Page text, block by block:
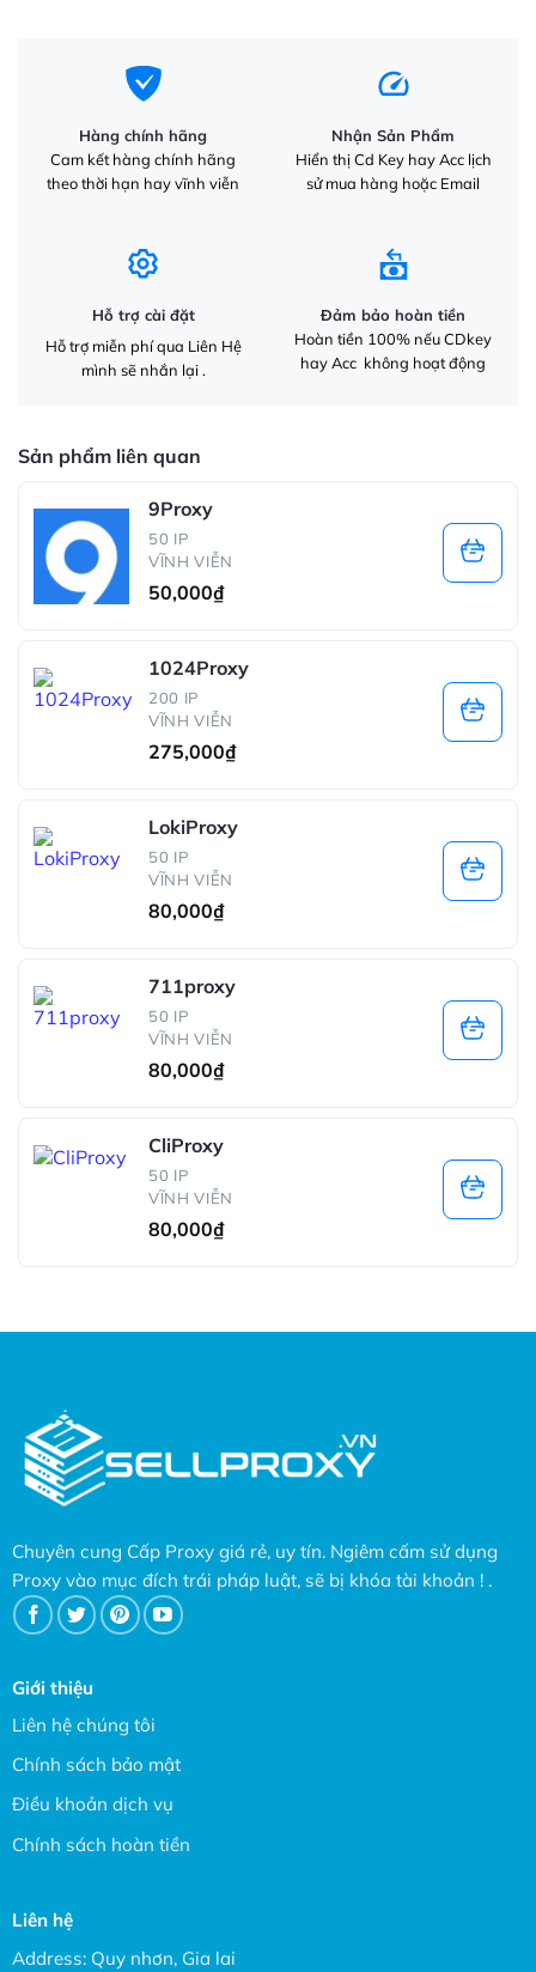
Hàng chính hãng
Cam kết hàng chính hãng
theo thời hạn hay vĩnh viễn
Nhận Sản Phẩm
Hiển thị Cd Key hay Acc lịch
sử mua hàng hoặc Email
Hỗ trợ cài đặt
Hỗ trợ miễn phí qua Liên Hệ
mình sẽ nhắn lại .
Đảm bảo hoàn tiền
Hoàn tiền 100% nếu CDkey
hay Acc không hoạt động
Sản phẩm liên quan
9Proxy
50 IP
VĨNH VIỄN
50,000₫
1024Proxy
200 IP
VĨNH VIỄN
275,000₫
LokiProxy
50 IP
VĨNH VIỄN
80,000₫
711proxy
50 IP
VĨNH VIỄN
80,000₫
CliProxy
50 IP
VĨNH VIỄN
80,000₫
Chuyên cung Cấp Proxy giá rẻ, uy tín. Ngiêm cấm sử dụng
Proxy vào mục đích trái pháp luật, sẽ bị khóa tài khoản ! .
Giới thiệu
Liên hệ chúng tôi
Chính sách bảo mật
Điều khoản dịch vụ
Chính sách hoàn tiền
Liên hệ
Address: Quy nhơn, Gia lai